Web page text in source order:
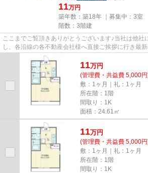
11万円
築年数：築18年 ｜募集中： 3室
階数：3階建
ここまでご覧頂きありがとうございます♪当社は他社
し、各沿線の各不動産会社様へ直接ご挨拶に行き最
しております！最新の情報は...
11万円
(管理費・共益費 5,000
敷：1ヶ月｜礼：1ヶ月
所在階：1階
間取り：1K
面積：24.61㎡
11万円
(管理費・共益費 5,000
敷：1ヶ月｜礼：1ヶ月
所在階：1階
間取り：1K